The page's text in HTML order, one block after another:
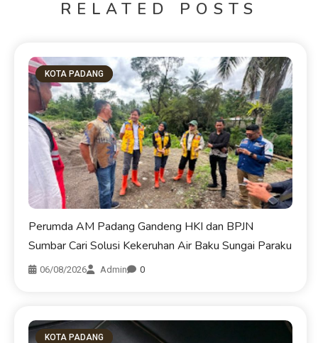
RELATED POSTS
KOTA PADANG
Perumda AM Padang Gandeng HKI dan BPJN
Sumbar Cari Solusi Kekeruhan Air Baku Sungai Paraku
06/08/2026 Admin 0
KOTA PADANG